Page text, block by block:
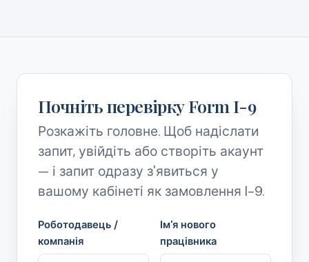
Почніть перевірку Form I-9
Розкажіть головне. Щоб надіслати
запит, увійдіть або створіть акаунт
— і запит одразу з'явиться у
вашому кабінеті як замовлення I-9.
Роботодавець /
компанія
Ім'я нового
працівника